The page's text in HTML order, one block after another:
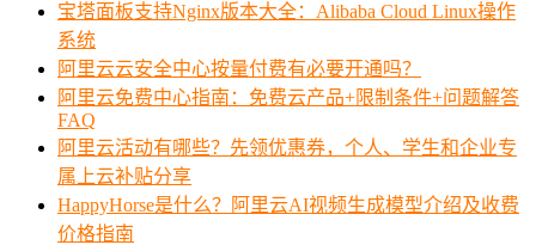
宝塔面板支持Nginx版本大全：Alibaba Cloud Linux操作
系统
阿里云云安全中心按量付费有必要开通吗？
阿里云免费中心指南：免费云产品+限制条件+问题解答
FAQ
阿里云活动有哪些？先领优惠券，个人、学生和企业专
属上云补贴分享
HappyHorse是什么？阿里云AI视频生成模型介绍及收费
价格指南